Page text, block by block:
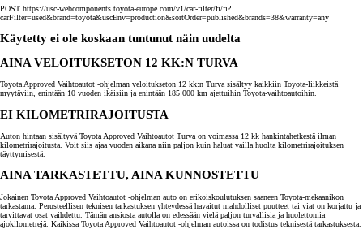
POST https://usc-webcomponents.toyota-europe.com/v1/car-filter/fi/fi?
carFilter=used&brand=toyota&uscEnv=production&sortOrder=published&brands=38&warranty=any
Käytetty ei ole koskaan tuntunut näin uudelta
AINA VELOITUKSETON 12 KK:N TURVA
Toyota Approved Vaihtoautot -ohjelman veloitukseton 12 kk:n Turva sisältyy kaikkiin Toyota-liikkeistä
myytäviin, enintään 10 vuoden ikäisiin ja enintään 185 000 km ajettuihin Toyota-vaihtoautoihin.
EI KILOMETRIRAJOITUSTA
Auton hintaan sisältyvä Toyota Approved Vaihtoautot Turva on voimassa 12 kk hankintahetkestä ilman
kilometrirajoitusta. Voit siis ajaa vuoden aikana niin paljon kuin haluat vailla huolta kilometrirajoituksen
täyttymisestä.
AINA TARKASTETTU, AINA KUNNOSTETTU
Jokainen Toyota Approved Vaihtoautot -ohjelman auto on erikoiskoulutuksen saaneen Toyota-mekaanikon
tarkastama. Perusteellisen teknisen tarkastuksen yhteydessä havaitut mahdolliset puutteet tai viat on korjattu ja
tarvittavat osat vaihdettu. Tämän ansiosta autolla on edessään vielä paljon turvallisia ja huolettomia
ajokilometrejä. Kaikissa Toyota Approved Vaihtoautot -ohjelman autoissa on todistus teknisestä tarkastuksesta.